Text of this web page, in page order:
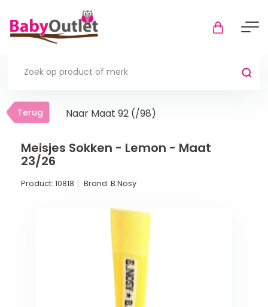
Terug
Thuis
Veiligheid in en om huis
Terug Naar Maat 92 (/98)
Meisjes Sokken - Lemon - Maat
23/26
Product: 10818 Brand: B.Nosy